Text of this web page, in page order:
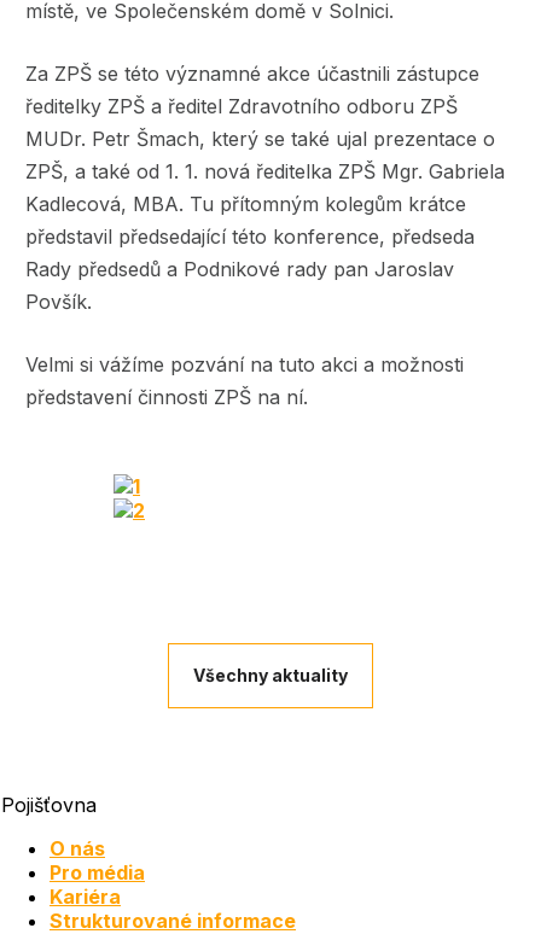
místě, ve Společenském domě v Solnici.
Za ZPŠ se této významné akce účastnili zástupce
ředitelky ZPŠ a ředitel Zdravotního odboru ZPŠ
MUDr. Petr Šmach, který se také ujal prezentace o
ZPŠ, a také od 1. 1. nová ředitelka ZPŠ Mgr. Gabriela
Kadlecová, MBA. Tu přítomným kolegům krátce
představil předsedající této konference, předseda
Rady předsedů a Podnikové rady pan Jaroslav
Povšík.
Velmi si vážíme pozvání na tuto akci a možnosti
představení činnosti ZPŠ na ní.
Všechny aktuality
Pojišťovna
O nás
Pro média
Kariéra
Strukturované informace